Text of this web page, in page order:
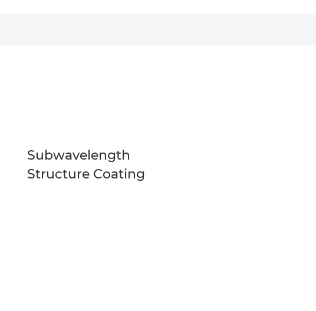
Subwavelength
Structure Coating